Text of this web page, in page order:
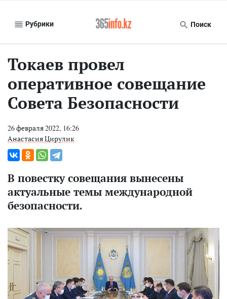
Рубрики Поиск
Токаев провел
оперативное совещание
Совета Безопасности
26 февраля 2022, 16:26
Анастасия Цирулик
В повестку совещания вынесены
актуальные темы международной
безопасности.